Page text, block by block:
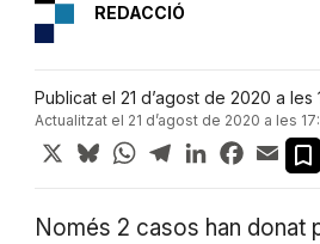
REDACCIÓ
Publicat el 21 d’agost de 2020 a les
Actualitzat el 21 d’agost de 2020 a les
X BlueskyWhatsApp
TelegramLinkedIn Email
Només 2 casos han donat